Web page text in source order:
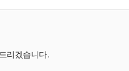
리겠습니다.